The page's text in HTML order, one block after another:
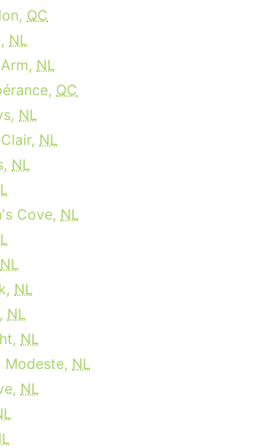
QC
NL
NL
QC
NL
NL
NL
Cove, NL
NL
NL
NL
NL
Modeste, NL
NL